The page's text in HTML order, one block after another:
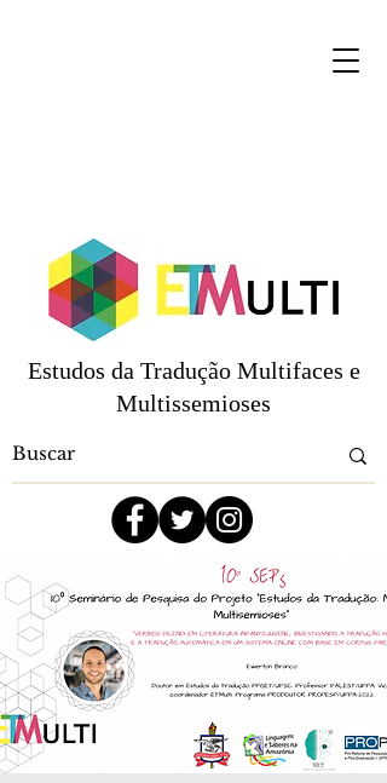
Estudos da Tradução Multifaces e
Multissemioses